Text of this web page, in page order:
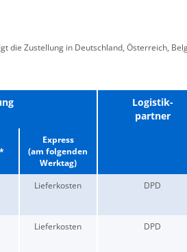
die Zustellung in Deutschland, Österreich,
Logistik-
partner
Express
(am folgenden
Werktag)
Lieferkosten DPD
Lieferkosten DPD